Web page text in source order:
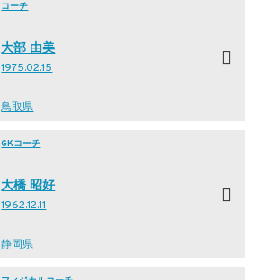
コーチ
大部 由美
1975.02.15
鳥取県
GKコーチ
大橋 昭好
1962.12.11
静岡県